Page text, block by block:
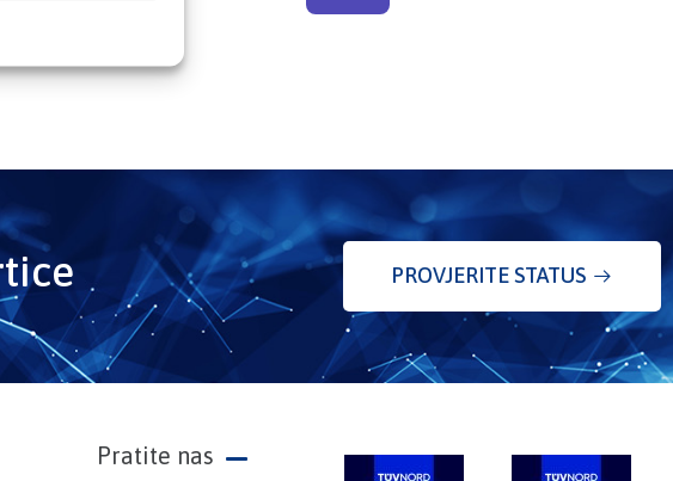
PROVJERITE STATUS
Pratite nas